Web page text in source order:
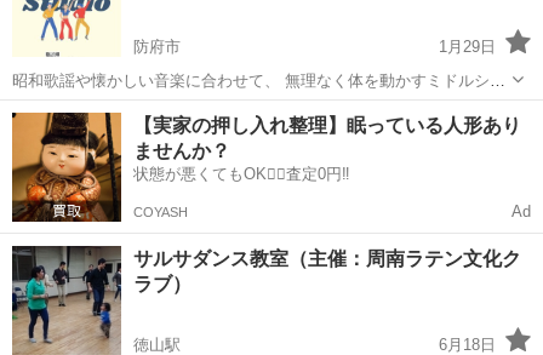
防府市
1月29日
昭和歌謡や懐かしい音楽に合わせて、 無理なく体を動かすミドルシニ
ア・シニア向けダンス教室です。 ✔ 運動が苦手でもOK ✔ 覚えられな
くても大丈夫 ✔ 間違えても気にしない ✔ みんなで楽しく体を動かし
ます 「健康のため...
山口 防府市 ダンス 50歳
【実家の押し入れ整理】眠っている人形あり
ませんか？
状態が悪くてもOK🙆‍♀️査定0円‼️
COYASH Ad
サルサダンス教室（主催：周南ラテン文化ク
ラブ）
徳山駅
6月18日